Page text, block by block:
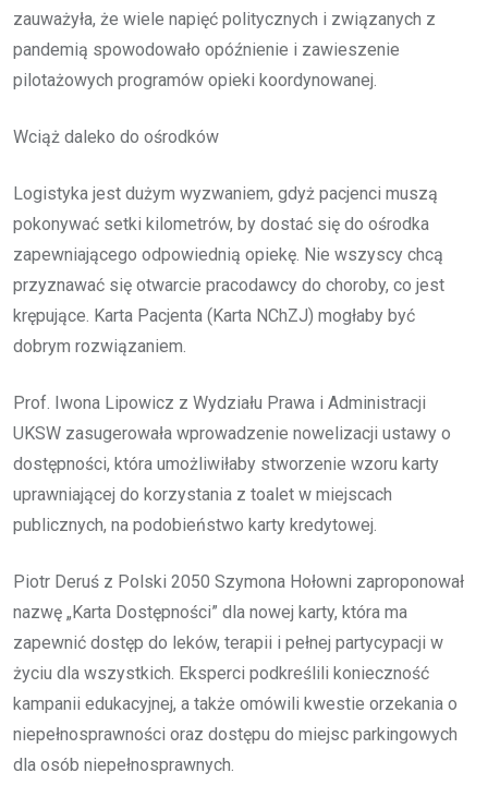
zauważyła, że wiele napięć politycznych i związanych z
pandemią spowodowało opóźnienie i zawieszenie
pilotażowych programów opieki koordynowanej.
Wciąż daleko do ośrodków
Logistyka jest dużym wyzwaniem, gdyż pacjenci muszą
pokonywać setki kilometrów, by dostać się do ośrodka
zapewniającego odpowiednią opiekę. Nie wszyscy chcą
przyznawać się otwarcie pracodawcy do choroby, co jest
krępujące. Karta Pacjenta (Karta NChZJ) mogłaby być
dobrym rozwiązaniem.
Prof. Iwona Lipowicz z Wydziału Prawa i Administracji
UKSW zasugerowała wprowadzenie nowelizacji ustawy o
dostępności, która umożliwiłaby stworzenie wzoru karty
uprawniającej do korzystania z toalet w miejscach
publicznych, na podobieństwo karty kredytowej.
Piotr Deruś z Polski 2050 Szymona Hołowni zaproponował
nazwę „Karta Dostępności” dla nowej karty, która ma
zapewnić dostęp do leków, terapii i pełnej partycypacji w
życiu dla wszystkich. Eksperci podkreślili konieczność
kampanii edukacyjnej, a także omówili kwestie orzekania o
niepełnosprawności oraz dostępu do miejsc parkingowych
dla osób niepełnosprawnych.